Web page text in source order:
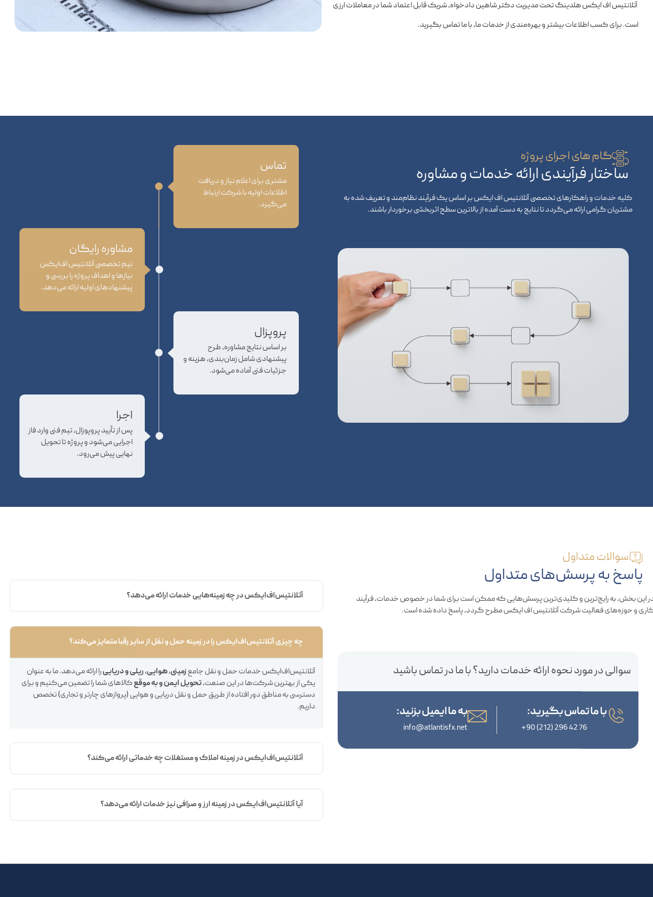
آتلانتیس‌ اف‌ ایکس هلدینگ تحت مدیریت دکتر شاهین دادخواه، شریک قابل اعتماد شما در معاملات ارزی
است. برای کسب اطلاعات بیشتر و بهره‌مندی از خدمات ما، با ما تماس بگیرید.
گام های اجرای پروژه
ساختار فرآیندی ارائه خدمات و مشاوره
کلیه خدمات و راهکارهای تخصصی آتلانتیس اف ایکس بر اساس یک فرآیند نظام‌مند و تعریف شده به
مشتریان گرامی ارائه می‌گردد تا نتایج به دست آمده از بالاترین سطح اثربخشی برخوردار باشند.
تماس
مشتری برای اعلام نیاز و دریافت
اطلاعات اولیه با شرکت ارتباط
می‌گیرد.
مشاوره رایگان
تیم تخصصی آتلانتیس اف‌ایکس
نیازها و اهداف پروژه را بررسی و
پیشنهادهای اولیه ارائه می‌دهد.
پروپزال
بر اساس نتایج مشاوره، طرح
پیشنهادی شامل زمان‌بندی، هزینه و
جزئیات فنی آماده می‌شود.
اجرا
پس از تأیید پروپوزال، تیم فنی وارد فاز
اجرایی می‌شود و پروژه تا تحویل
نهایی پیش می‌رود.
سوالات متداول
پاسخ به پرسش‌های متداول
در این بخش، به رایج‌ترین و کلیدی‌ترین پرسش‌هایی که ممکن است برای شما در خصوص خدمات، فرآیند
کاری و حوزه‌های فعالیت شرکت آتلانتیس اف ایکس مطرح گردد، پاسخ داده شده است.
+90 (212) 296 42 76
info@atlantisfx.net
چه چیزی آتلانتیس‌اف‌ایکس را در زمینه حمل و نقل از سایر رقبا متمایز می‌کند؟
آتلانتیس‌اف‌ایکس خدمات حمل و نقل جامعزمینی، هوایی، ریلی و دریاییرا ارائه می‌دهد. ما به عنوان
دسترسی به مناطق دور افتاده از طریق حمل و نقل دریایی و هوایی (پروازهای چارتر و تجاری) تخصص
داریم.
آیا آتلانتیس‌اف‌ایکس در زمینه ارز و صرافی نیز خدمات ارائه می‌دهد؟